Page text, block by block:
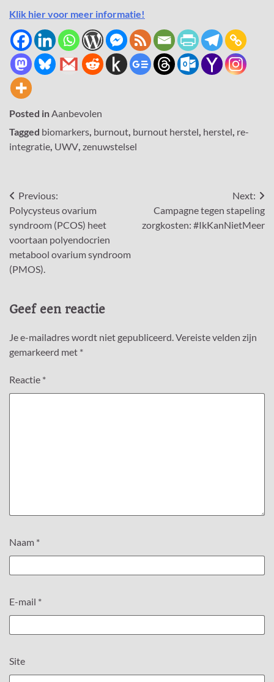
Klik hier voor meer informatie!
Posted in Aanbevolen
Tagged biomarkers burnout burnout herstel herstel re-
integratie UWV zenuwstelsel
Bericht
navigatie
Previous:
Polycysteus ovarium
syndroom (PCOS) heet
voortaan polyendocrien
metabool ovarium syndroom
(PMOS).
Next:
Campagne tegen stapeling
zorgkosten: #IkKanNietMeer
Geef een reactie
Je e-mailadres wordt niet gepubliceerd. Vereiste velden zijn
gemarkeerd met *
Reactie *
Naam *
E-mail *
Site